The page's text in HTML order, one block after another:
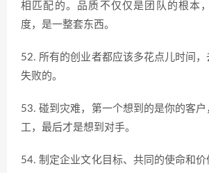
相匹配的。品质不仅仅是团队的根本
度，是一整套东西。
52. 所有的创业者都应该多花点儿时间
失败的。
53. 碰到灾难，第一个想到的是你的客
工，最后才是想到对手。
54. 制定企业文化目标、共同的使命和